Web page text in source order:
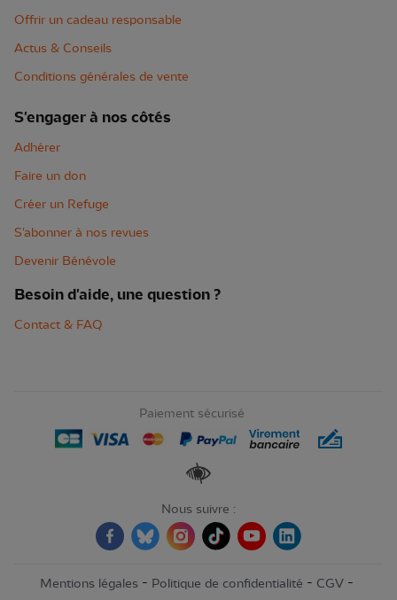
Offrir un cadeau responsable
Actus & Conseils
Conditions générales de vente
S'engager à nos côtés
Adhérer
Faire un don
Créer un Refuge
S'abonner à nos revues
Devenir Bénévole
Besoin d'aide, une question ?
Contact & FAQ
Paiement sécurisé
Renforcer les contrastes
Nous suivre :
Mentions légales - Politique de confidentialité - CGV -